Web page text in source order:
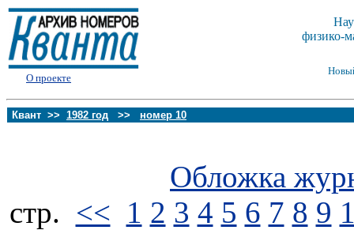
О проекте
физико-
Квант >> 1982 год >> номер 10
Обложка
стp. << 1 2 3 4 5 6 7 8 9